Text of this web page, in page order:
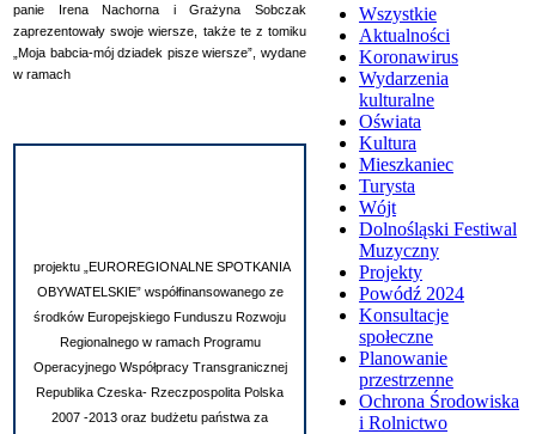
panie Irena Nachorna i Grażyna Sobczak
zaprezentowały swoje wiersze, także te z tomiku
„Moja babcia-mój dziadek pisze wiersze”, wydane
w ramach
projektu „EUROREGIONALNE SPOTKANIA
OBYWATELSKIE” współfinansowanego ze
środków Europejskiego Funduszu Rozwoju
Regionalnego w ramach Programu
Operacyjnego Współpracy Transgranicznej
Republika Czeska- Rzeczpospolita Polska
2007 -2013 oraz budżetu państwa za
Wszystkie
Aktualności
Koronawirus
Wydarzenia
kulturalne
Oświata
Kultura
Mieszkaniec
Turysta
Wójt
Dolnośląski Festiwal
Muzyczny
Projekty
Powódź 2024
Konsultacje
społeczne
Planowanie
przestrzenne
Ochrona Środowiska
i Rolnictwo